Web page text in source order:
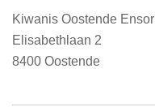
Kiwanis Oostende
Elisabethlaan 2
8400 Oostende